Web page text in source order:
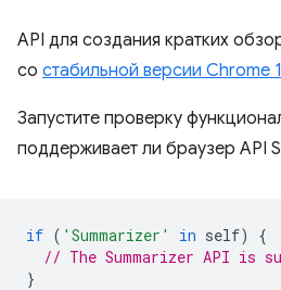
API для создания кратких
со стабильной версии Chrome
Запустите проверку
поддерживает ли браузер API
if ( 'Summarizer' in self)
{
// The Summarizer API is
}